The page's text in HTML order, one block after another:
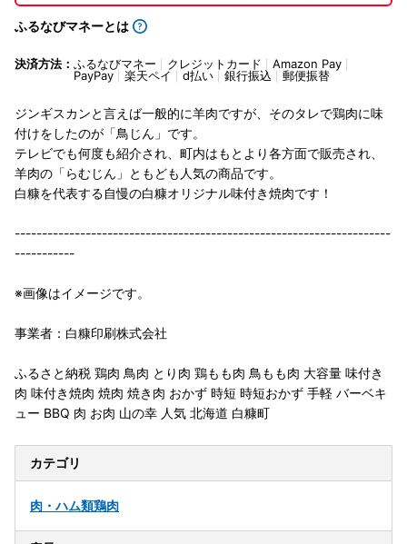
ふるなびマネーとは
決済方法： ふるなびマネー クレジットカード
Amazon Pay
PayPay
楽天ペイ d払い 銀行振込 郵便振替
ジンギスカンと言えば一般的に羊肉ですが、そのタレで鶏肉に味
付けをしたのが「鳥じん」です。
テレビでも何度も紹介され、町内はもとより各方面で販売され、
羊肉の「らむじん」ともども人気の商品です。
白糠を代表する自慢の白糠オリジナル味付き焼肉です！
---------------------------------------------------------------------
-----------
※画像はイメージです。
事業者：白糠印刷株式会社
ふるさと納税 鶏肉 鳥肉 とり肉 鶏もも肉 鳥もも肉 大容量 味付き
肉 味付き焼肉 焼肉 焼き肉 おかず 時短 時短おかず 手軽 バーベキ
ュー BBQ 肉 お肉 山の幸 人気 北海道 白糠町
カテゴリ
肉・ハム類鶏肉